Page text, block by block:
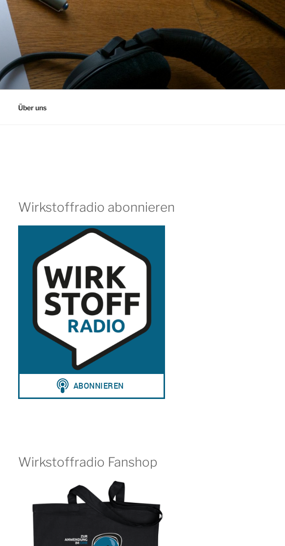
Über uns
Wirkstoffradio abonnieren
Wirkstoffradio Fanshop